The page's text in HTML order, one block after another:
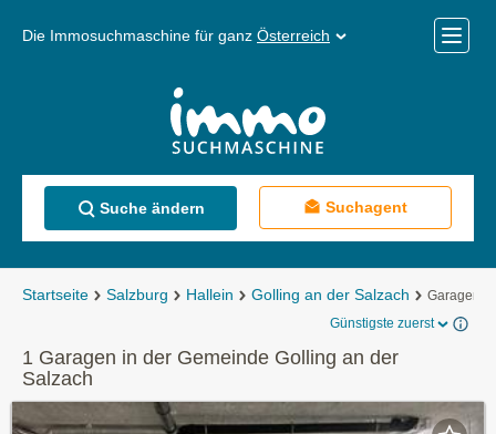
Die Immosuchmaschine für ganz Österreich
Menü
Suche ändern Suchagent
Startseite Salzburg Hallein Golling an der Salzach
Garagen
Günstigste zuerst
1 Garagen in der Gemeinde Golling an der
Salzach